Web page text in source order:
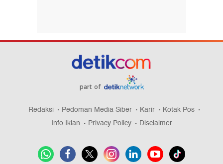
part of
Redaksi Pedoman Media Siber Karir
Kotak Pos
Info Iklan
Privacy Policy Disclaimer